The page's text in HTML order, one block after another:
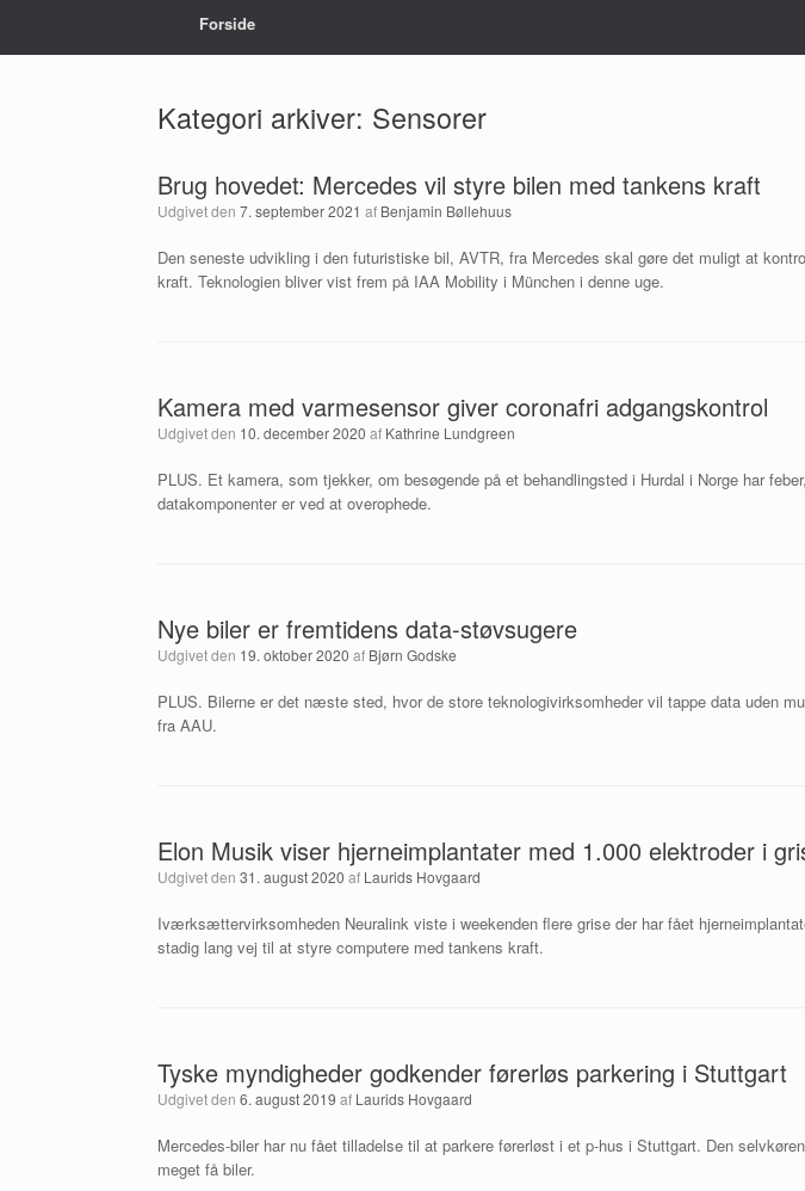
Forside
Kategori arkiver: Sensorer
Brug hovedet: Mercedes vil styre bilen med tankens kraft
Udgivet den 7. september 2021 af Benjamin Bøllehuus
Den seneste udvikling i den futuristiske bil, AVTR, fra Mercedes skal gøre det muligt at
kraft. Teknologien bliver vist frem på IAA Mobility i München i denne uge.
Kamera med varmesensor giver coronafri adgangskontrol
Udgivet den 10. december 2020 af Kathrine Lundgreen
PLUS. Et kamera, som tjekker, om besøgende på et behandlingsted i Hurdal i Norge har
datakomponenter er ved at overophede.
Nye biler er fremtidens data-støvsugere
Udgivet den 19. oktober 2020 af Bjørn Godske
PLUS. Bilerne er det næste sted, hvor de store teknologivirksomheder vil tappe data uden
fra AAU.
Elon Musik viser hjerneimplantater med 1.000 elektroder i
Udgivet den 31. august 2020 af Laurids Hovgaard
Iværksættervirksomheden Neuralink viste i weekenden flere grise der har fået
stadig lang vej til at styre computere med tankens kraft.
Tyske myndigheder godkender førerløs parkering i Stuttgart
Udgivet den 6. august 2019 af Laurids Hovgaard
Mercedes-biler har nu fået tilladelse til at parkere førerløst i et p-hus i Stuttgart. Den
meget få biler.